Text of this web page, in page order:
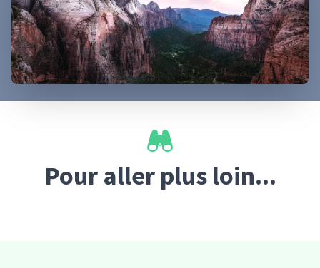
Pour aller plus loin...